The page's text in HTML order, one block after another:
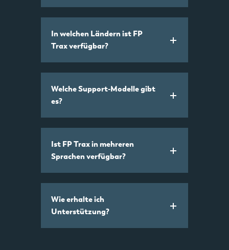
In welchen Ländern ist FP
Trax verfügbar?
Welche Support-Modelle gibt
es?
Ist FP Trax in mehreren
Sprachen verfügbar?
Wie erhalte ich
Unterstützung?